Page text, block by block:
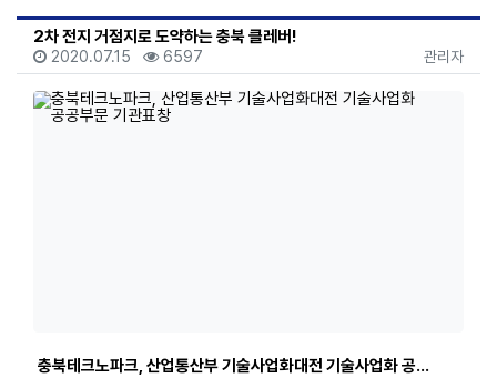
게시판
2차 전지 거점지로 도약하는 충북 클레버!
등록자
관리자
등록일
2020.07.15 조회
6597
충북테크노파크, 산업통산부 기술사업화대전 기술사업화 공…